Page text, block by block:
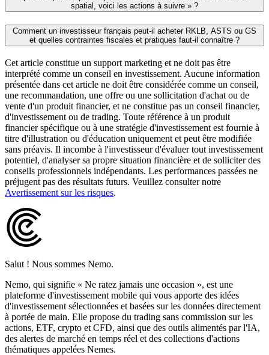
spatial, voici les actions à suivre » ?
Comment un investisseur français peut-il acheter RKLB, ASTS ou GS
et quelles contraintes fiscales et pratiques faut‑il connaître ?
Cet article constitue un support marketing et ne doit pas être
interprété comme un conseil en investissement. Aucune information
présentée dans cet article ne doit être considérée comme un conseil,
une recommandation, une offre ou une sollicitation d'achat ou de
vente d'un produit financier, et ne constitue pas un conseil financier,
d'investissement ou de trading. Toute référence à un produit
financier spécifique ou à une stratégie d'investissement est fournie à
titre d'illustration ou d'éducation uniquement et peut être modifiée
sans préavis. Il incombe à l'investisseur d'évaluer tout investissement
potentiel, d'analyser sa propre situation financière et de solliciter des
conseils professionnels indépendants. Les performances passées ne
préjugent pas des résultats futurs. Veuillez consulter notre
Avertissement sur les risques.
Salut ! Nous sommes Nemo.
Nemo, qui signifie « Ne ratez jamais une occasion », est une
plateforme d'investissement mobile qui vous apporte des idées
d'investissement sélectionnées et basées sur les données directement
à portée de main. Elle propose du trading sans commission sur les
actions, ETF, crypto et CFD, ainsi que des outils alimentés par l'IA,
des alertes de marché en temps réel et des collections d'actions
thématiques appelées Nemes.